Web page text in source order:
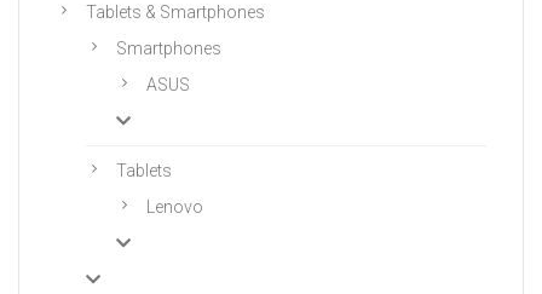
Tablets & Smartphones
Smartphones
ASUS
Tablets
Lenovo